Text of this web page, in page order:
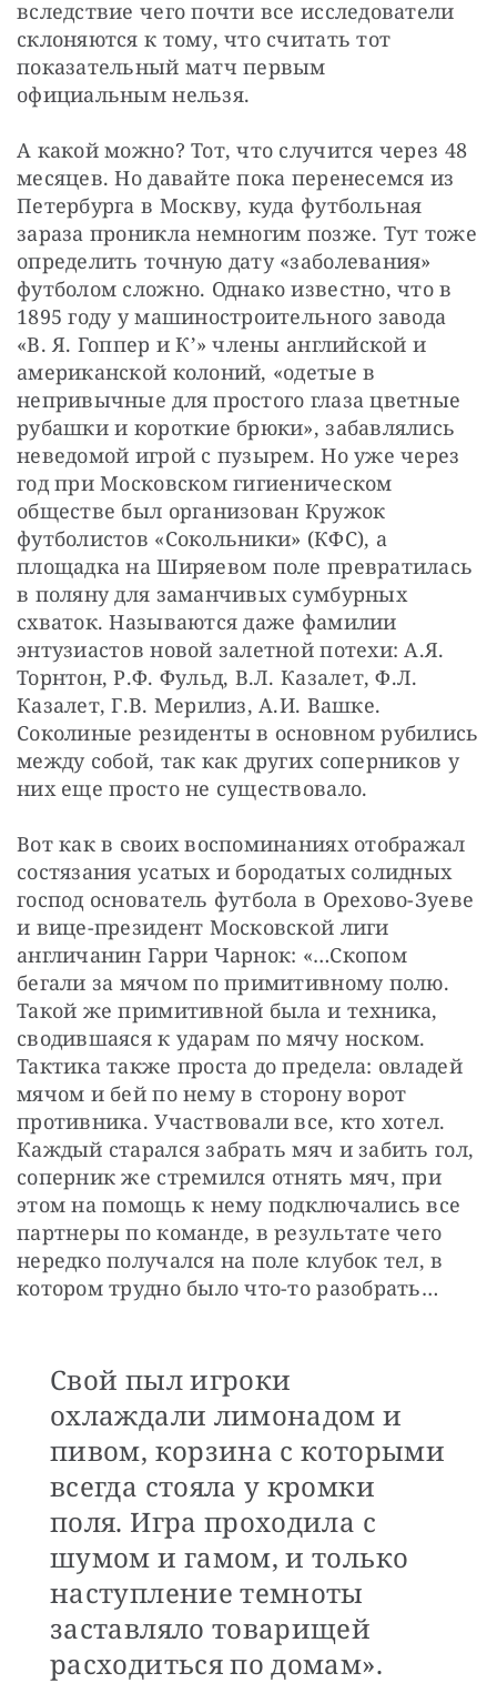
вследствие чего почти все исследователи
склоняются к тому, что считать тот
показательный матч первым
официальным нельзя.
А какой можно? Тот, что случится через 48
месяцев. Но давайте пока перенесемся из
Петербурга в Москву, куда футбольная
зараза проникла немногим позже. Тут тоже
определить точную дату «заболевания»
футболом сложно. Однако известно, что в
1895 году у машиностроительного завода
«В. Я. Гоппер и К’» члены английской и
американской колоний, «одетые в
непривычные для простого глаза цветные
рубашки и короткие брюки», забавлялись
неведомой игрой с пузырем. Но уже через
год при Московском гигиеническом
обществе был организован Кружок
футболистов «Сокольники» (КФС), а
площадка на Ширяевом поле превратилась
в поляну для заманчивых сумбурных
схваток. Называются даже фамилии
энтузиастов новой залетной потехи: А.Я.
Торнтон, Р.Ф. Фульд, В.Л. Казалет, Ф.Л.
Казалет, Г.В. Мерилиз, А.И. Вашке.
Соколиные резиденты в основном рубились
между собой, так как других соперников у
них еще просто не существовало.
Вот как в своих воспоминаниях отображал
состязания усатых и бородатых солидных
господ основатель футбола в Орехово-Зуеве
и вице-президент Московской лиги
англичанин Гарри Чарнок: «…Скопом
бегали за мячом по примитивному полю.
Такой же примитивной была и техника,
сводившаяся к ударам по мячу носком.
Тактика также проста до предела: овладей
мячом и бей по нему в сторону ворот
противника. Участвовали все, кто хотел.
Каждый старался забрать мяч и забить гол,
соперник же стремился отнять мяч, при
этом на помощь к нему подключались все
партнеры по команде, в результате чего
нередко получался на поле клубок тел, в
котором трудно было что-то разобрать…
Свой пыл игроки
охлаждали лимонадом и
пивом, корзина с которыми
всегда стояла у кромки
поля. Игра проходила с
шумом и гамом, и только
наступление темноты
заставляло товарищей
расходиться по домам».